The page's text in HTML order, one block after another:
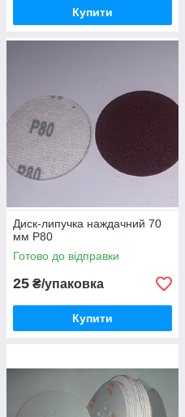
Купити
Диск-липучка наждачний 70
мм Р80
Готово до відправки
25 ₴/упаковка
Купити